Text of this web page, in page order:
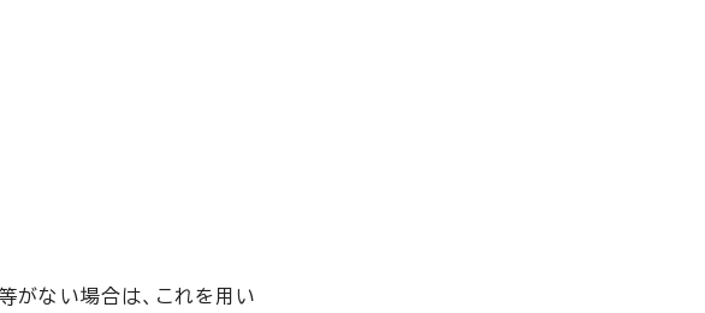
がない場合は、これを用い